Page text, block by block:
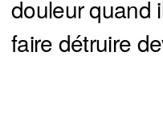
douleur quand
faire détruire